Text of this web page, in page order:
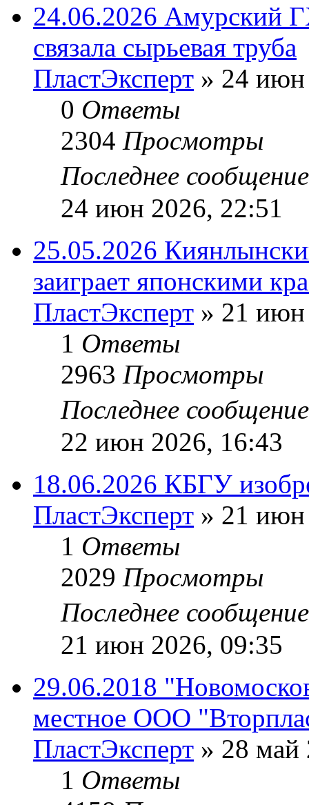
24.06.2026 Амурский
связала сырьевая труба
ПластЭксперт » 24 июн
0 Ответы
2304 Просмотры
Последнее
24 июн 2026, 22:51
25.05.2026
заиграет японскими
ПластЭксперт » 21 июн
1 Ответы
2963 Просмотры
Последнее
22 июн 2026, 16:43
18.06.2026 КБГУ
ПластЭксперт » 21 июн
1 Ответы
2029 Просмотры
Последнее
21 июн 2026, 09:35
29.06.2018
местное ООО
ПластЭксперт » 28 май
1 Ответы